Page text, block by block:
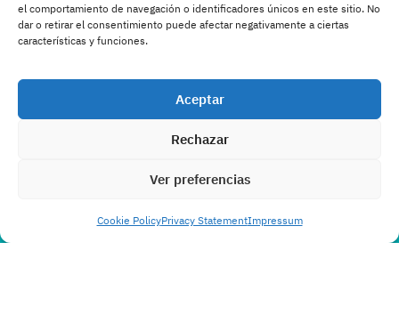
el comportamiento de navegación o identificadores únicos en este sitio. No
dar o retirar el consentimiento puede afectar negativamente a ciertas
características y funciones.
Aceptar
Rechazar
Ver preferencias
Cookie PolicyPrivacy StatementImpressum